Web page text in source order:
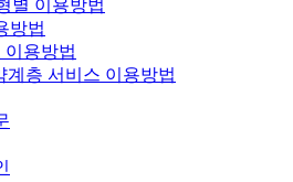
별 이용방법
방법
용방법
계층 서비스 이용방법